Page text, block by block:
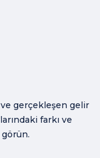
gerçekleşen gelir
farkı ve
görün.